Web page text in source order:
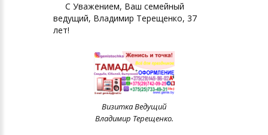
С Уважением, Ваш семейный
ведущий, Владимир Терещенко, 37
лет!
Визитка Ведущий
Владимир Терещенко.